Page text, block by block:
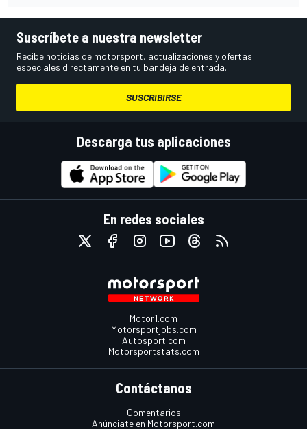
Suscríbete a nuestra newsletter
Recibe noticias de motorsport, actualizaciones y ofertas
especiales directamente en tu bandeja de entrada.
SUSCRIBIRSE
Descarga tus aplicaciones
En redes sociales
Motor1.com
Motorsportjobs.com
Autosport.com
Motorsportstats.com
Contáctanos
Comentarios
Anúnciate en Motorsport.com